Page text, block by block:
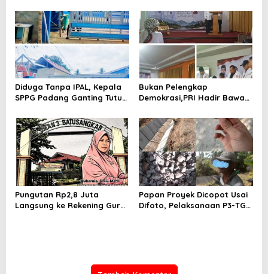
Utara– Badran Sari Punggur
Sungai Lilin
Diduga Tanpa IPAL, Kepala
SPPG Padang Ganting Tutup
Media Masuk
Bukan Pelengkap
Demokrasi,PRI Hadir Bawa
Kesehatan Rakyat, Kami
Hadir Selesaikan Masalah
Rakyat
Pungutan Rp2,8 Juta
Langsung ke Rekening Guru,
Papan Proyek Dicopot Usai
Difoto, Pelaksanaan P3-TGAI